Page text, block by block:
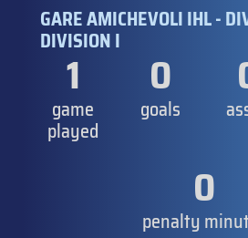
GARE AMICHEVOLI IHL -
DIVISION I
1
game
played
0
goals
0
penalty